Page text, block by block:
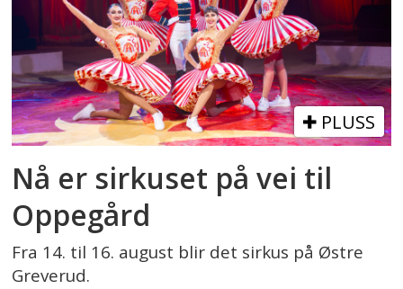
PLUSS
Nå er sirkuset på vei til
Oppegård
Fra 14. til 16. august blir det sirkus på Østre
Greverud.